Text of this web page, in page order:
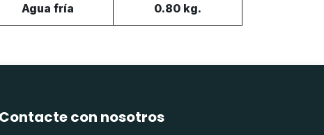
Agua fría 0.80 kg.
Contacte con nosotros